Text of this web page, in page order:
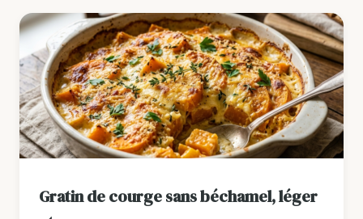
Gratin de courge sans béchamel, léger